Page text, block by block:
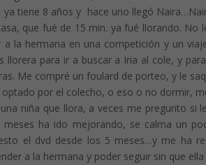
ya tiene 8 años y hace uno llegó
que fué de 15 min. ya fué llorando.
a la hermana en una competición y un
llorera para ir a buscar a Iria al cole, y
Me compré un foulard de porteo, y le
optado por el colecho, o eso o no dormir,
una niña que llora, a veces me pregunto si
meses ha ido mejorando, se calma un
el dvd desde los 5 meses…y me ha
a la hermana y poder seguir sin que